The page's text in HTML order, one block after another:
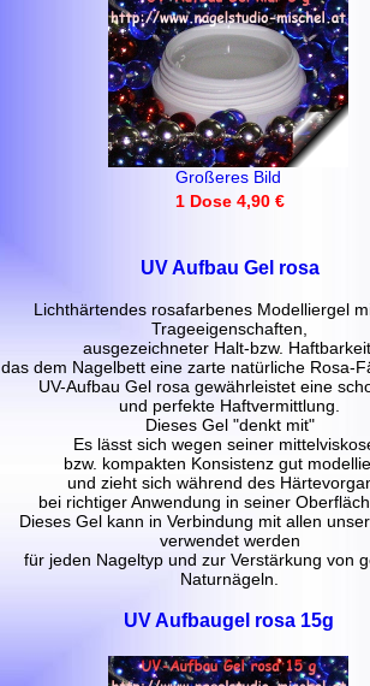
Großeres Bild
1 Dose 4,90 €
UV Aufbau Gel rosa
Lichthärtendes rosafarbenes Modelliergel
Trageeigenschaften,
ausgezeichneter Halt-bzw.
das dem Nagelbett eine zarte natürliche Rosa-
UV-Aufbau Gel rosa gewährleistet eine
und perfekte Haftvermittlung.
Dieses Gel "denkt mit"
Es lässt sich wegen seiner
bzw. kompakten Konsistenz gut
und zieht sich während des
bei richtiger Anwendung in seiner
Dieses Gel kann in Verbindung mit allen
verwendet werden
für jeden Nageltyp und zur Verstärkung von
Naturnägeln.
UV Aufbaugel rosa 15g